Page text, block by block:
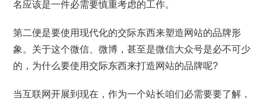
名应该是一件必需要慎重考虑的工作。
第二便是要使用现代化的交际东西来塑造网站的品牌形
象。关于这个微信、微博，甚至是微信大众号是必不可少
的，为什么要使用交际东西来打造网站的品牌呢?
当互联网开展到现在，作为一个站长咱们必需要要了解，